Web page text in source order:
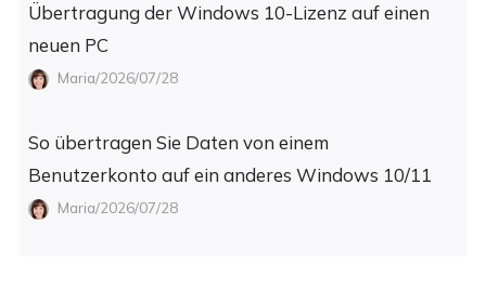
Übertragung der Windows 10-Lizenz auf einen
neuen PC
Maria/2026/07/28
So übertragen Sie Daten von einem
Benutzerkonto auf ein anderes Windows 10/11
Maria/2026/07/28